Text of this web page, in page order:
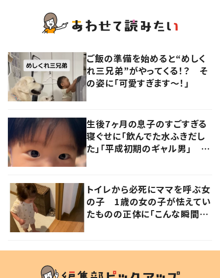
ご飯の準備を始めると“めしく
れ三兄弟”がやってくる！？ そ
の姿に「可愛すぎます〜！」
生後7ヶ月の息子のすごすぎる
寝ぐせに「飲んでた水ふきだし
た」「平成初期のギャル男」 実
トイレから必死にママを呼ぶ女
の子 1歳の女の子が怯えてい
たものの正体に「こんな瞬間